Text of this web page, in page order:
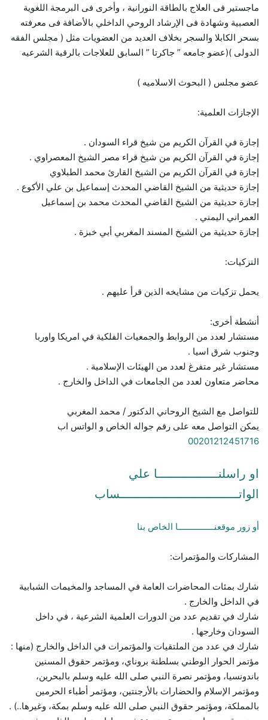
ماجستير فى العلاج بالطاقة النورانية ، وأخرى فى البرمجة اللغوية
العصبية وشهادة فى الإرشاد الروحي الداخلي بالأضافة فى معرفته
بسحر الكابلا والسجر بخلاف العديد من العضويات مثل ( مجلس الفقه
الدولى )(عضو جامعه ” جاكرتا ” السابق للعلاجات بالرقية الشرعيه
عضو مجلس ( البحوث الاسلاميه )
الإجازات العلمية:
إجازة في القرآن الكريم من شيخ قراء السودان .
إجازة في القرآن الكريم من شيخ قراء مصر الشيخ المعصراوي .
إجازة في القرآن الكريم من الشيخ القارئ محمد الطبلاوي
إجازة حديثية من الشيخ القاضي المحدث إسماعيل بن علي الأكوع .
إجازة حديثية من الشيخ القاضي المحدث محمد بن إسماعيل
العمراني اليمني .
إجازة حديثية من الشيخ المسند المغربي أبي خبزة .
التزكيات:
يحمل تزكيات من مشايخه الذين قرأ عليهم .
أنشطة أخرى:
مستشار لعدد من الروابط والجمعيات الفلكية في امريكا واوربا
وجنوب شرق اسيا .
مستشار غير متفرغ لعدد من الهيئات الإسلامية .
محاضر متعاون لعدد من الجامعات في الداخل والخارج .
للتواصل مع الشيخ الروحاني الدكتور / محمد المغربي
يمكن التواصل معه على رقم جواله الخاص و الواتس اب
00201212451716
او راسلنـــــــــــــــــا علي
الواتـــــــــــــــــــــــــــــــــساب
أو زور موقعنـــــــــــــــا الخاص بنا
المشاركات والمؤتمرات:
شارك بمئات المحاضرات العامة في المساجد والمخيمات الشبابية
في الداخل والخارج .
شارك في تقديم عدد من الدورات العلمية الشرعية ، في داخل
السودان وخارجها .
شارك في عدد من الملتقيات والمؤتمرات في الداخل والخارج (منها :
مؤتمر الحوار الوطني بسلطنة بروناي، ومؤتمر حقوق المسنين
باندونسيا، ومؤتمر نصرة النبي صلى الله عليه وسلم بالبحرين،
ومؤتمر الإسلام والحضارات بالأرجنتين، ومؤتمر أطباء الحرمين
بالمملكة، ومؤتمر حقوق النبي صلى الله عليه وسلم بمكة، وغيرها..) .